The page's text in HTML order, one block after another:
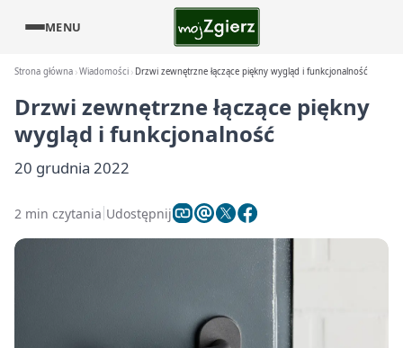
MENU
Strona główna Wiadomości Drzwi zewnętrzne łączące piękny wygląd i funkcjonalność
Drzwi zewnętrzne łączące piękny
wygląd i funkcjonalność
20 grudnia 2022
2 min czytania Udostępnij